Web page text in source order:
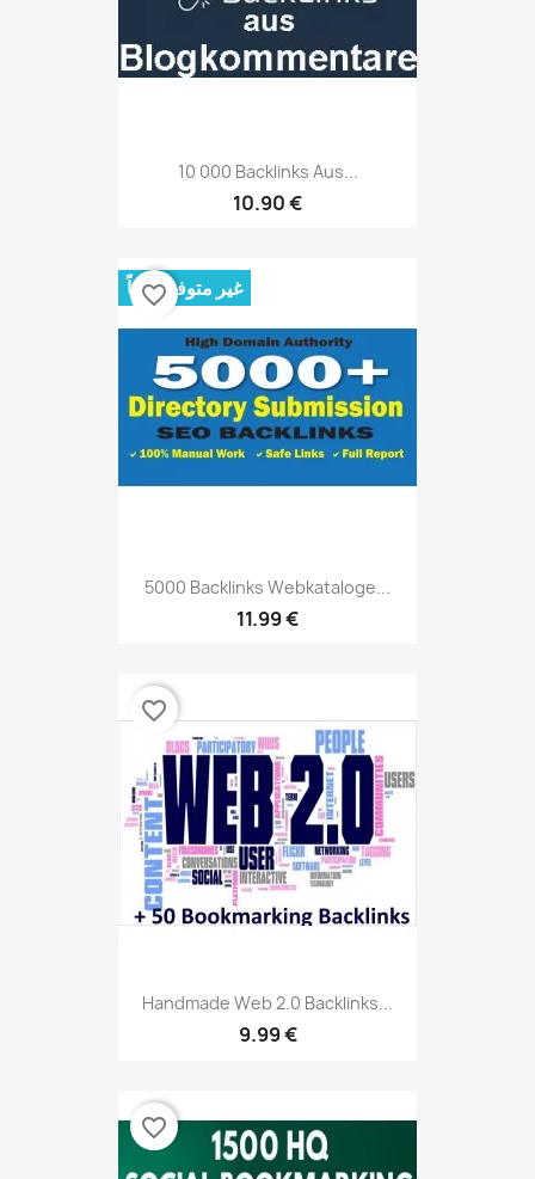
10 000 Backlinks Aus...
10.90 €
5000 Backlinks Webkataloge...
11.99 €
غير متوفر حالياً
favorite_border
Handmade Web 2.0 Backlinks...
9.99 €
favorite_border
favorite_border